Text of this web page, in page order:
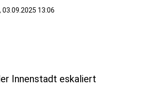
13:06
Innenstadt eskaliert